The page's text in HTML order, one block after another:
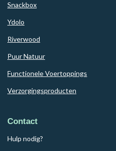
Snackbox
Ydolo
Riverwood
Puur Natuur
Functionele Voertoppings
Verzorgingsproducten
Contact
Hulp nodig?